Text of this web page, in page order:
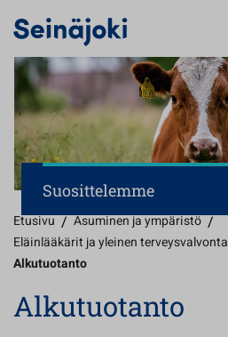
Suosittelemme
Etusivu / Asuminen ja ympäristö /
Eläinlääkärit ja yleinen terveysvalvonta
Alkutuotanto
Alkutuotanto